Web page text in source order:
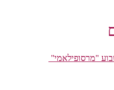
"מרסופילאמי"